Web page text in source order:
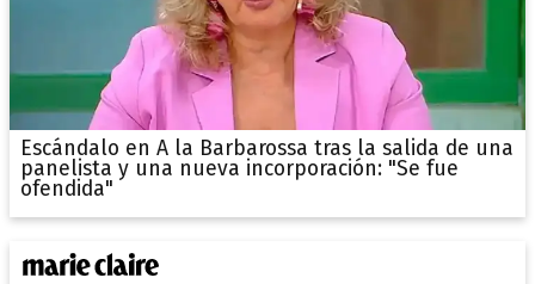
Escándalo en A la Barbarossa tras la salida de una
panelista y una nueva incorporación: "Se fue
ofendida"